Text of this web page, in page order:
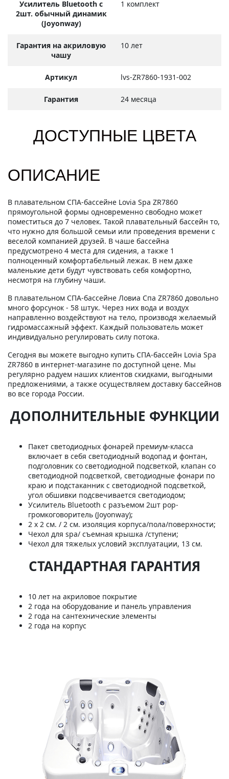
Усилитель Bluetooth с
2шт. обычный динамик
(Joyonway)
1 комплект
Гарантия на акриловую
чашу
10 лет
Артикул lvs-ZR7860-1931-002
Гарантия 24 месяца
ДОСТУПНЫЕ ЦВЕТА
ОПИСАНИЕ
В плавательном СПА-бассейне Lovia Spa ZR7860
прямоугольной формы одновременно свободно может
поместиться до 7 человек. Такой плавательный бассейн то,
что нужно для большой семьи или проведения времени с
веселой компанией друзей. В чаше бассейна
предусмотрено 4 места для сидения, а также 1
полноценный комфортабельный лежак. В нем даже
маленькие дети будут чувствовать себя комфортно,
несмотря на глубину чаши.
В плавательном СПА-бассейне Ловиа Спа ZR7860 довольно
много форсунок - 58 штук. Через них вода и воздух
направленно воздействуют на тело, производя желаемый
гидромассажный эффект. Каждый пользователь может
индивидуально регулировать силу потока.
Сегодня вы можете выгодно купить СПА-бассейн Lovia Spa
ZR7860 в интернет-магазине по доступной цене. Мы
регулярно радуем наших клиентов скидками, выгодными
предложениями, а также осуществляем доставку бассейнов
во все города России.
ДОПОЛНИТЕЛЬНЫЕ ФУНКЦИИ
Пакет светодиодных фонарей премиум-класса
включает в себя светодиодный водопад и фонтан,
подголовник со светодиодной подсветкой, клапан со
светодиодной подсветкой, светодиодные фонари по
краю и подстаканник с светодиодной подсветкой,
угол обшивки подсвечивается светодиодом;
Усилитель Bluetooth с разъемом 2шт pop-
громкоговоритель (Joyonway);
2 х 2 см. / 2 см. изоляция корпуса/пола/поверхности;
Чехол для spa/ съемная крышка /ступени;
Чехол для тяжелых условий эксплуатации, 13 см.
СТАНДАРТНАЯ ГАРАНТИЯ
10 лет на акриловое покрытие
2 года на оборудование и панель управления
2 года на сантехнические элементы
2 года на корпус